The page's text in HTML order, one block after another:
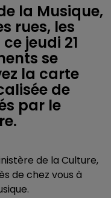
la Musique,
rues, les
jeudi 21
se
la carte
de
par le
de la Culture,
de chez vous à